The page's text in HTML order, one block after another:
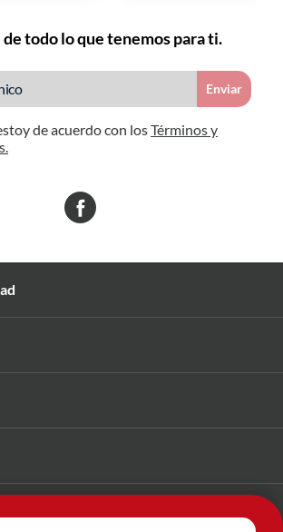
todo lo que tenemos para ti.
Enviar
de acuerdo con losTérminos y